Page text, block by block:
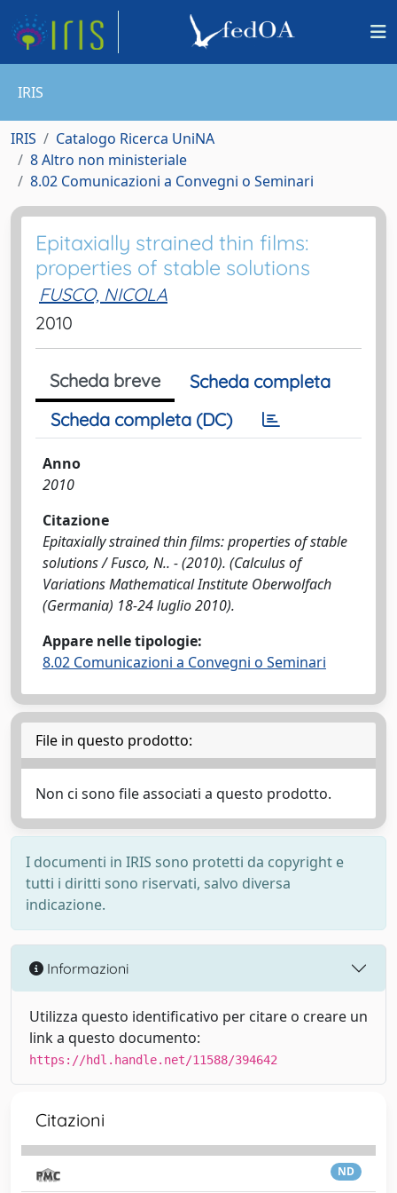
IRIS
IRIS
Catalogo Ricerca UniNA
8 Altro non ministeriale
8.02 Comunicazioni a Convegni o Seminari
Epitaxially strained thin films:
properties of stable solutions
FUSCO, NICOLA
2010
Scheda breve
Scheda completa
Scheda completa (DC)
Anno
2010
Citazione
Epitaxially strained thin films: properties of stable
solutions / Fusco, N.. - (2010). (Calculus of
Variations Mathematical Institute Oberwolfach
(Germania) 18-24 luglio 2010).
Appare nelle tipologie:
8.02 Comunicazioni a Convegni o Seminari
File in questo prodotto:
Non ci sono file associati a questo prodotto.
I documenti in IRIS sono protetti da copyright e
tutti i diritti sono riservati, salvo diversa
indicazione.
Informazioni
Utilizza questo identificativo per citare o creare un
link a questo documento:
https://hdl.handle.net/11588/394642
Citazioni
ND